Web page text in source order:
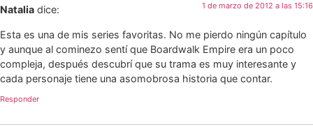
Natalia dice: 1 de marzo de 2012 a las 15:16
Esta es una de mis series favoritas. No me pierdo ningún capítulo
y aunque al cominezo sentí que Boardwalk Empire era un poco
compleja, después descubrí que su trama es muy interesante y
cada personaje tiene una asomobrosa historia que contar.
Responder